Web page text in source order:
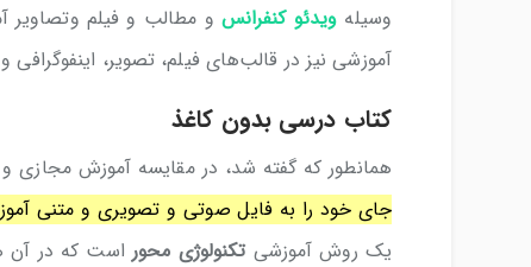
وسیله ویدئو کنفرانس و مطالب و فیلم وتصاویر
آموزشی نیز در قالب‌های فیلم، تصویر،
کتاب درسی بدون کاغذ
همانطور که گفته شد، در مقایسه آموزش
جای خود را به فایل صوتی و تصویری و متنی
یک روش آموزشی تکنولوژی محور است که در آن